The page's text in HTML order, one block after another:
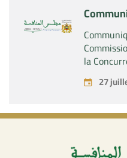
la
juillet 2026
27